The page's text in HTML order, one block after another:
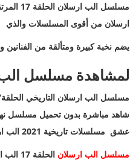
مسلسل الب ارسلان الحلقة 17 المرتقب عرضها مساء اليوم الأثنين في موعدها الأسبوعي على قناة
ارسلان من أقوى المسلسلات والذي
يضم نخبة كبيرة ومتألقة من
لمشاهدة مسلسل الب
مسلسل الب ارسلان التاريخي الحلقة17 السابعة عشر مترجمة للعربية اون لاين
عشق مسلسلات تاريخية 2021 الب ارسلان
مسلسل الب ارسلان